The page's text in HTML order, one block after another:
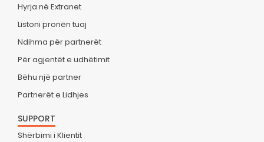
Hyrja në Extranet
Listoni pronën tuaj
Ndihma për partnerët
Për agjentët e udhëtimit
Bëhu një partner
Partnerët e Lidhjes
SUPPORT
Shërbimi i Klientit